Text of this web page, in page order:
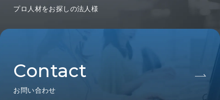
プロ人材をお探しの法人様
Contact
お問い合わせ